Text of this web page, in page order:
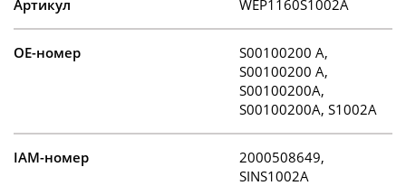
Артикул WEP1160S1002A
OE-номер
S00100200 A,
S00100200 А,
S00100200A,
S00100200А, S1002A
IAM-номер
2000508649,
SINS1002A